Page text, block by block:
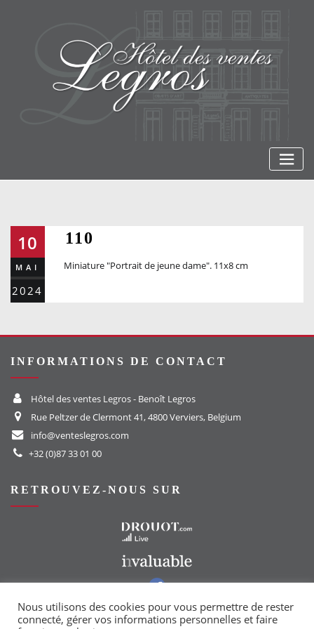
10
MAI
2024
110
Miniature "Portrait de jeune dame". 11x8 cm
INFORMATIONS DE CONTACT
Hôtel des ventes Legros - Benoît Legros
Rue Peltzer de Clermont 41, 4800 Verviers, Belgium
info@venteslegros.com
+32 (0)87 33 01 00
RETROUVEZ-NOUS SUR
Vers notre groupe Facebook
Nous utilisons des cookies pour vous permettre de rester
connecté, gérer vos informations personnelles et faire